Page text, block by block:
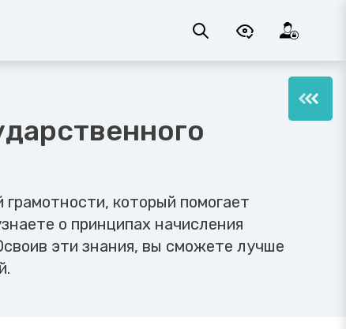
который помогает
о принципах начисления
эти знания, вы сможете лучше